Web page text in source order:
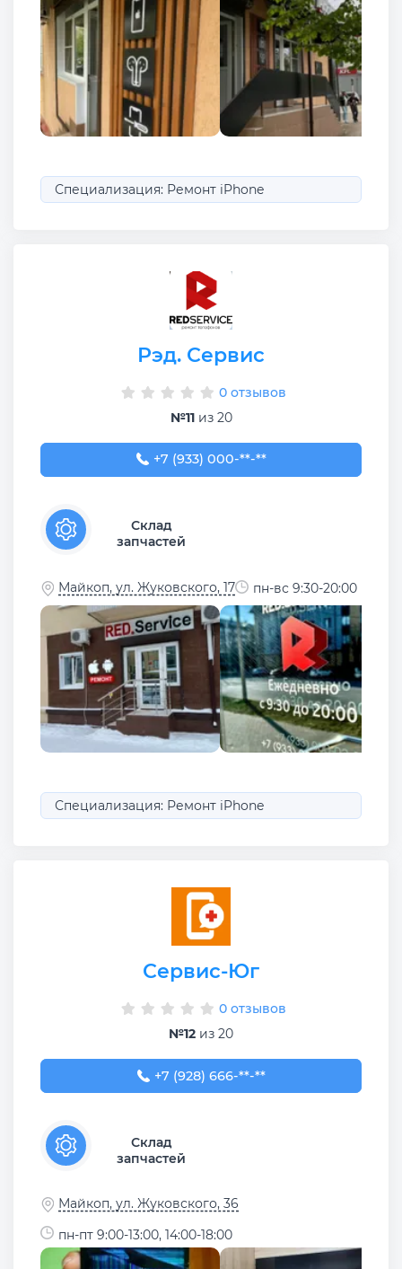
Специализация: Ремонт iPhone
Рэд. Сервис
0 отзывов
№11из 20
+7 (933) 000-02-02
+7 (933) 000-**-**
Склад
запчастей
Майкоп, ул. Жуковского, 17 пн-вс 9:30-20:00
Специализация: Ремонт iPhone
Сервис-Юг
0 отзывов
№12 из 20
+7 (928) 666-68-22
+7 (928) 666-**-**
Склад
запчастей
Майкоп, ул. Жуковского, 36
пн-пт 9:00-13:00, 14:00-18:00